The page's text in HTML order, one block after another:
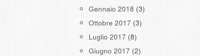
Gennaio 2018 (3)
Ottobre 2017 (3)
Luglio 2017 (8)
Giugno 2017 (2)